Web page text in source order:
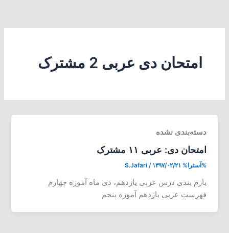
امتحان دی عربی 2 مشترک
دسته‌بندی نشده
امتحان دی: عربی ۱۱ مشترک
%آسترا% S.Jafari / ۱۳۹۷/۰۲/۲۱
بارم بندی درس عربی یازدهم، دی ماه آموزه چهارم
فهرست عربی یازدهم آموزه پنجم